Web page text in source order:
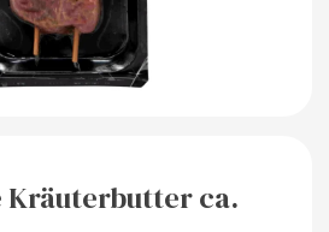
Kräuterbutter ca.